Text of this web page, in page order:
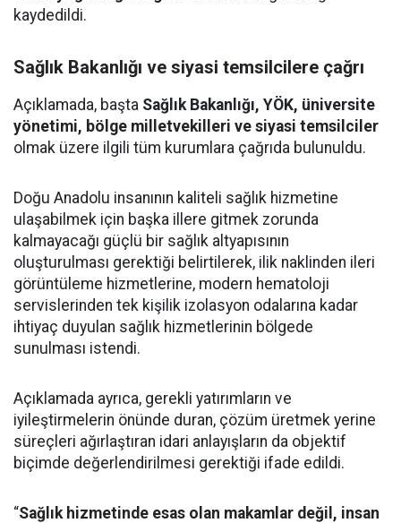
kaydedildi.
Sağlık Bakanlığı ve siyasi temsilcilere çağrı
Açıklamada, başta Sağlık Bakanlığı, YÖK, üniversite
yönetimi, bölge milletvekilleri ve siyasi temsilciler
olmak üzere ilgili tüm kurumlara çağrıda bulunuldu.
Doğu Anadolu insanının kaliteli sağlık hizmetine
ulaşabilmek için başka illere gitmek zorunda
kalmayacağı güçlü bir sağlık altyapısının
oluşturulması gerektiği belirtilerek, ilik naklinden ileri
görüntüleme hizmetlerine, modern hematoloji
servislerinden tek kişilik izolasyon odalarına kadar
ihtiyaç duyulan sağlık hizmetlerinin bölgede
sunulması istendi.
Açıklamada ayrıca, gerekli yatırımların ve
iyileştirmelerin önünde duran, çözüm üretmek yerine
süreçleri ağırlaştıran idari anlayışların da objektif
biçimde değerlendirilmesi gerektiği ifade edildi.
“Sağlık hizmetinde esas olan makamlar değil, insan